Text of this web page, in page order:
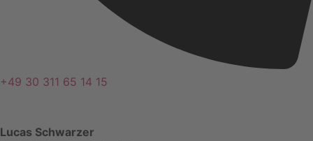
+49 30 311 65 14 15
Lucas Schwarzer